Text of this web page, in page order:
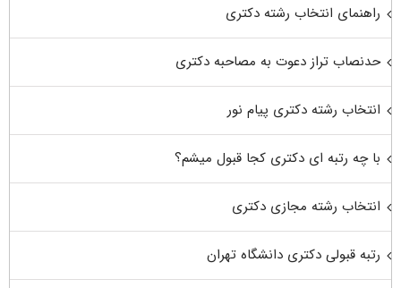
راهنمای انتخاب رشته دکتری
حدنصاب تراز دعوت به مصاحبه دکتری
انتخاب رشته دکتری پیام نور
با چه رتبه ای دکتری کجا قبول میشم؟
انتخاب رشته مجازی دکتری
رتبه قبولی دکتری دانشگاه تهران